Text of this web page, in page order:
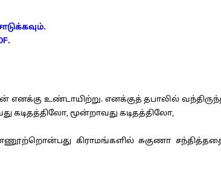
உண்டாயிற்று. எனக்குத் தபாலில்
மூன்றாவது கடிதத்திலோ,
கிராமங்களில் சுகுணா